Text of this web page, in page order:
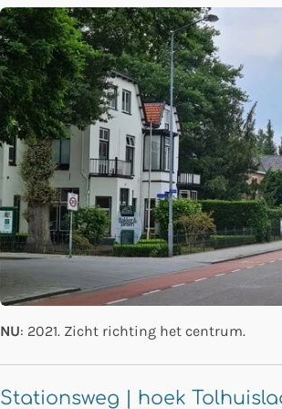
NU: 2021. Zicht richting het centrum.
Stationsweg | hoek